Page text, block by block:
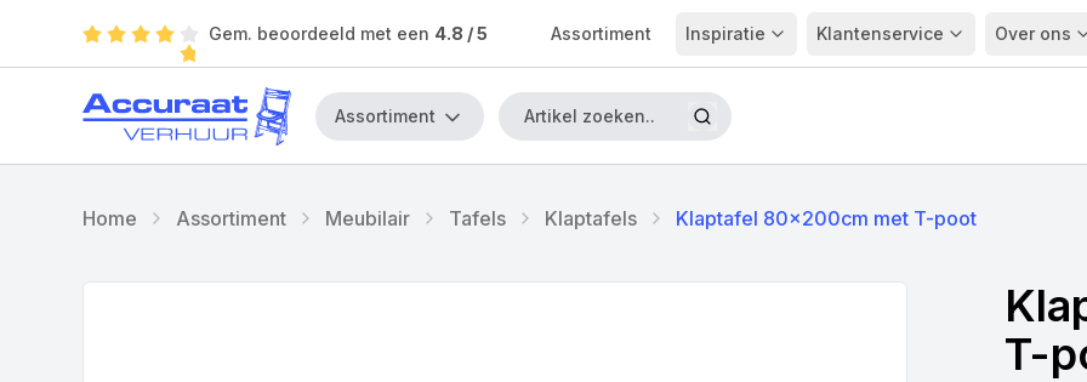
Gem. beoordeeld met een 4.8 / 5 Assortiment Inspiratie Klantenservice Over ons
Assortiment
Home Assortiment Meubilair Tafels Klaptafels Klaptafel 80x200cm met T-poot
T-